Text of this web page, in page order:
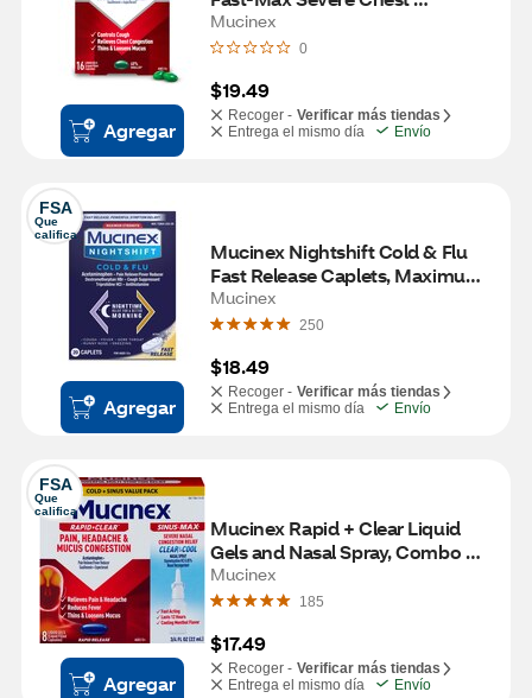
Agregar
Congestion & Cough, 16 CT
Mucinex
0
$19.49
Recoger - Verificar más tiendas
Entrega el mismo día
Envío
FSA
Que
califica
Agregar
Mucinex Nightshift Cold & Flu
Fast Release Caplets, Maximum
Strength, 20 CT
Mucinex
250
$18.49
Recoger - Verificar más tiendas
Entrega el mismo día
Envío
FSA
Que
califica
Agregar
Mucinex Rapid + Clear Liquid
Gels and Nasal Spray, Combo
Pack
Mucinex
185
$17.49
Recoger - Verificar más tiendas
Entrega el mismo día
Envío